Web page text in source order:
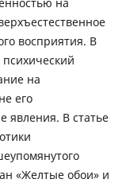
восприятия. В
психический
на
его
явления. В статье
«Желтые обои» и